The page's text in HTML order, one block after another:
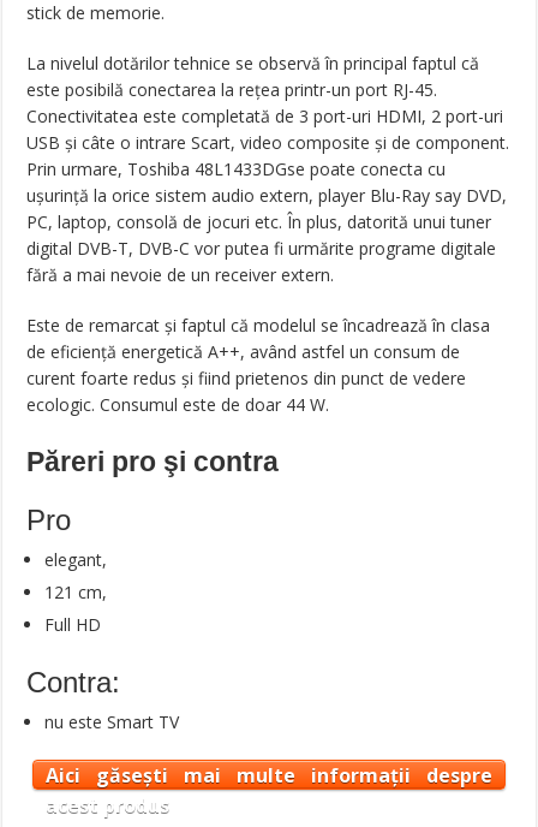
stick de memorie.
La nivelul dotărilor tehnice se observă în principal faptul că
este posibilă conectarea la rețea printr-un port RJ-45.
Conectivitatea este completată de 3 port-uri HDMI, 2 port-uri
USB și câte o intrare Scart, video composite și de component.
Prin urmare, Toshiba 48L1433DGse poate conecta cu
ușurință la orice sistem audio extern, player Blu-Ray say DVD,
PC, laptop, consolă de jocuri etc. În plus, datorită unui tuner
digital DVB-T, DVB-C vor putea fi urmărite programe digitale
fără a mai nevoie de un receiver extern.
Este de remarcat și faptul că modelul se încadrează în clasa
de eficiență energetică A++, având astfel un consum de
curent foarte redus și fiind prietenos din punct de vedere
ecologic. Consumul este de doar 44 W.
Păreri pro şi contra
Pro
elegant,
121 cm,
Full HD
Contra:
nu este Smart TV
Aici găsești mai multe informații despre
acest produs